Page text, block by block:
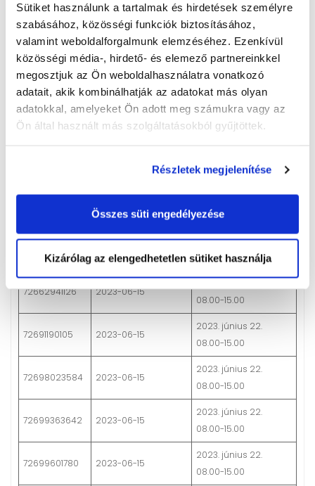
Sütiket használunk a tartalmak és hirdetések személyre
szabásához, közösségi funkciók biztosításához,
valamint weboldalforgalmunk elemzéséhez. Ezenkívül
közösségi média-, hirdető- és elemező partnereinkkel
megosztjuk az Ön weboldalhasználatra vonatkozó
adatait, akik kombinálhatják az adatokat más olyan
adatokkal, amelyeket Ön adott meg számukra vagy az
Ön által használt más szolgáltatásokból gyűjtöttek.
Részletek megjelenítése
Összes süti engedélyezése
Kizárólag az elengedhetetlen sütiket használja
72796114207 2023-06-15
2023. június 22.
08.00-15.00
72804922740 2023-06-15
2023. június 22.
08.00-15.00
72812503505 2023-06-15
2023. június 22.
Pénzügy-számviteli ügyintéző kimenet
Oktatási
Orvosi vizsgálat
időpontja:
2023. június 22.
08.00-15.00
72662941126 2023-06-15
08.00-15.00
72691190105 2023-06-15
2023. június 22.
08.00-15.00
72698023584 2023-06-15
2023. június 22.
08.00-15.00
72699363642 2023-06-15
2023. június 22.
08.00-15.00
72699601780 2023-06-15
2023. június 22.
08.00-15.00